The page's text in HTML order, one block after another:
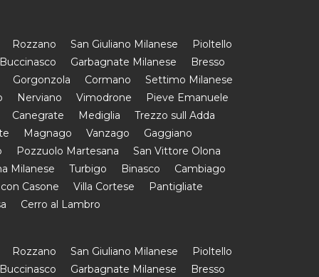
Rozzano San Giuliano Milanese
Pioltello
Garbagnate Milanese
Bresso
Gorgonzola
Cormano
Settimo Milanese
Nerviano Vimodrone
Pieve Emanuele
Canegrate
Mediglia
Trezzo sull Adda
Magnago Vanzago
Gaggiano
Pozzuolo Martesana
San Vittore Olona
Milanese
Turbigo Binasco
Cambiago
Casone
Villa Cortese
Pantigliate
Cerro al Lambro
Rozzano San Giuliano Milanese
Pioltello
Garbagnate Milanese
Bresso